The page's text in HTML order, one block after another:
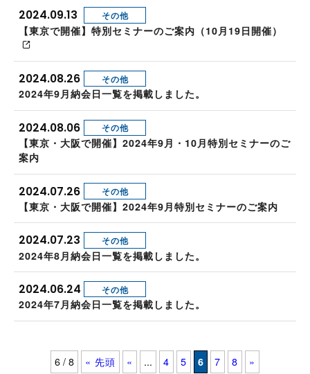
2024.09.13 その他
【東京で開催】特別セミナーのご案内（10月19日開催）
2024.08.26 その他
2024年9月納会日一覧を掲載しました。
2024.08.06 その他
【東京・大阪で開催】2024年9月・10月特別セミナーのご
案内
2024.07.26 その他
【東京・大阪で開催】2024年9月特別セミナーのご案内
2024.07.23 その他
2024年8月納会日一覧を掲載しました。
2024.06.24 その他
2024年7月納会日一覧を掲載しました。
6 / 8 « 先頭 « ... 4 5 6 7 8 »